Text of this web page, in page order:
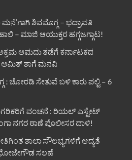
ಮನೆ’ಗಾಗಿ ಶಿವಮೊಗ್ಗ – ಭದ್ರಾವತಿ
– ಮಾಜಿ ಆಯುಕ್ತರ ಹಗ್ಗಜಗ್ಗಾಟ!
ಆಮದು ತಡೆಗೆ ಕರ್ನಾಟಕದ
ಅಮಿತ್ ಶಾಗೆ ಮನವಿ
: ಚೋರಡಿ ಸೇತುವೆ ಬಳಿ ಕಾರು ಪಲ್ಟಿ – 6
ವಂಚನೆ : ರಿಯಲ್ ಎಸ್ಟೇಟ್
ನಗರ ಠಾಣೆ ಪೊಲೀಸರ ದಾಳಿ!
ಶಾಲಾ ಸೌಲಭ್ಯಗಳಿಗೆ ಆದ್ಯತೆ
ಭೋಜೇಗೌಡ ಸಲಹೆ